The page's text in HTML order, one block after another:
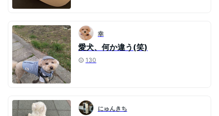
幸
愛犬、何か違う(笑)
130
にゅんきち